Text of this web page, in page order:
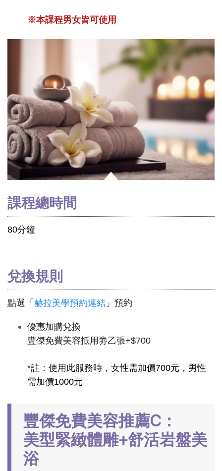
※本課程男女皆可使用
課程總時間
80分鐘
兌換規則
點選「 赫拉美學預約連結 」預約
優惠加購兌換
豐傑免費美容抵用劵乙張+$700
*註：使用此服務時，女性需加價700元，男性
需加價1000元
豐傑免費美容推薦C：
美型緊緻體雕+舒活岩盤美
浴